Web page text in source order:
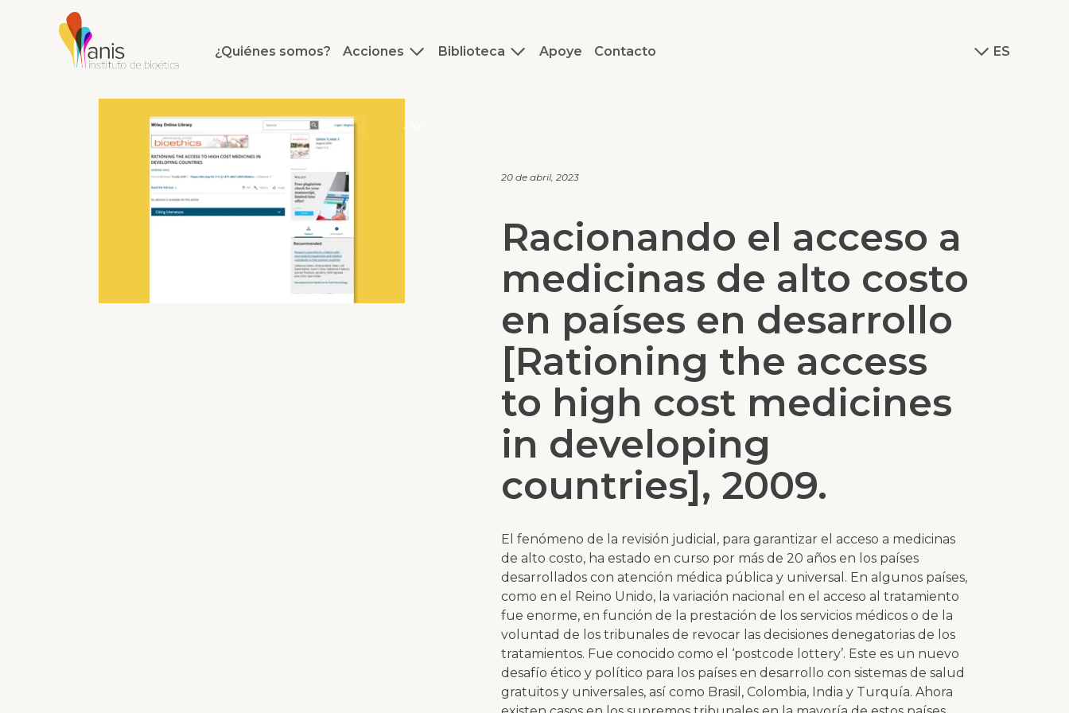
¿Quiénes somos? Acciones Biblioteca Apoye Contacto ES
J.SOC
20 de abril, 2023
Racionando el acceso a
medicinas de alto costo
en países en desarrollo
[Rationing the access
to high cost medicines
in developing
countries], 2009.
El fenómeno de la revisión judicial, para garantizar el acceso a medicinas
de alto costo, ha estado en curso por más de 20 años en los países
desarrollados con atención médica pública y universal. En algunos países,
como en el Reino Unido, la variación nacional en el acceso al tratamiento
fue enorme, en función de la prestación de los servicios médicos o de la
voluntad de los tribunales de revocar las decisiones denegatorias de los
tratamientos. Fue conocido como el ‘postcode lottery’. Este es un nuevo
desafío ético y político para los países en desarrollo con sistemas de salud
gratuitos y universales, así como Brasil, Colombia, India y Turquía. Ahora